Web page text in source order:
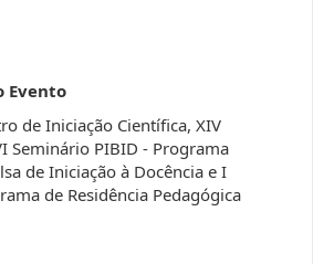
Evento
de Iniciação Científica, XIV
Seminário PIBID - Programa
de Iniciação à Docência e I
de Residência Pedagógica